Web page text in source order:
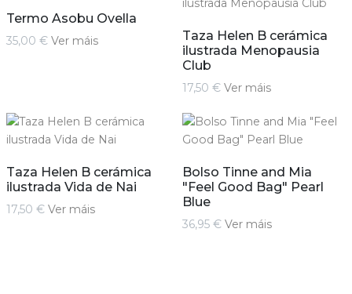
Termo Asobu Ovella
35,00 € Ver máis
Taza Helen B cerámica
ilustrada Menopausia
Club
17,50 € Ver máis
Taza Helen B cerámica
ilustrada Vida de Nai
17,50 € Ver máis
Bolso Tinne and Mia
"Feel Good Bag" Pearl
Blue
36,95 € Ver máis